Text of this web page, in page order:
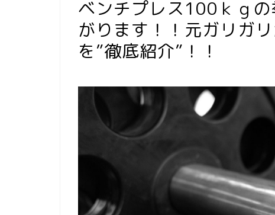
ベンチプレス100ｋｇ
がります！！元ガリガ
を”徹底紹介”！！